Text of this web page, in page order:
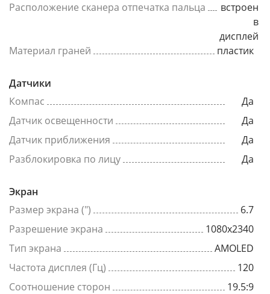
Расположение сканера отпечатка пальца
встроен
в
дисплей
Материал граней
пластик
Датчики
Компас
Да
Датчик освещенности
Да
Датчик приближения
Да
Разблокировка по лицу
Да
Экран
Размер экрана (")
6.7
Разрешение экрана
1080x2340
Тип экрана
AMOLED
Частота дисплея (Гц)
120
Соотношение сторон
19.5:9